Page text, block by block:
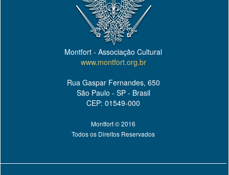
Montfort - Associação Cultural
www.montfort.org.br
Rua Gaspar Fernandes, 650
São Paulo - SP - Brasil
CEP: 01549-000
Montfort © 2016
Todos os Direitos Reservados